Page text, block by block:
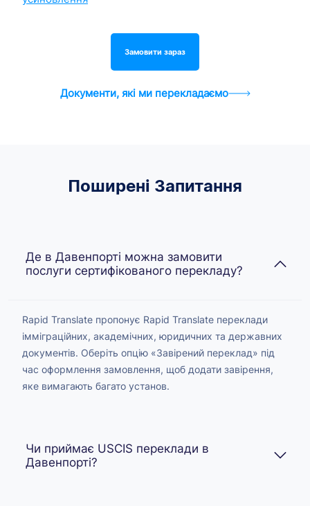
Замовити зараз
Документи, які ми перекладаємо
Поширені Запитання
Де в Давенпорті можна замовити
послуги сертифікованого перекладу?
Rapid Translate пропонує Rapid Translate переклади
імміграційних, академічних, юридичних та державних
документів. Оберіть опцію «Завірений переклад» під
час оформлення замовлення, щоб додати завірення,
яке вимагають багато установ.
Чи приймає USCIS переклади в
Давенпорті?